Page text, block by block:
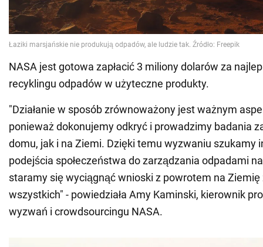
NASA jest gotowa zapłacić 3 miliony dolarów za
recyklingu odpadów w użyteczne produkty.
"Działanie w sposób zrównoważony jest ważnym
ponieważ dokonujemy odkryć i prowadzimy badania
domu, jak i na Ziemi. Dzięki temu wyzwaniu szukamy
podejścia społeczeństwa do zarządzania odpadami
staramy się wyciągnąć wnioski z powrotem na Ziemię
wszystkich" - powiedziała Amy Kaminski, kierownik
wyzwań i crowdsourcingu NASA.